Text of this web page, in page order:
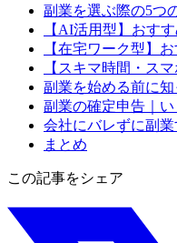
副業を選ぶ際の5つ
【AI活用型】おす
【在宅ワーク型】
【スキマ時間・ス
副業を始める前に
副業の確定申告｜い
会社にバレずに副
まとめ
この記事をシェア